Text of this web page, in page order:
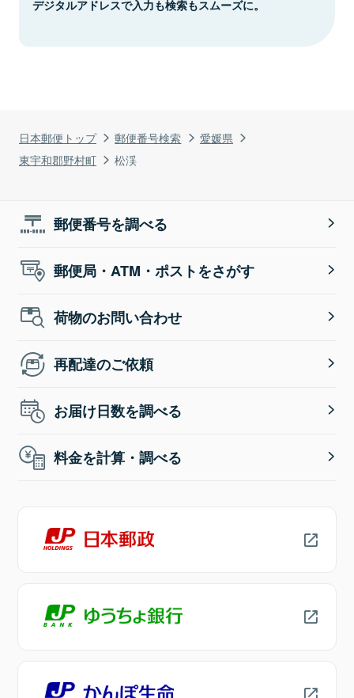
日本郵便トップ 郵便番号検索
愛媛県
東宇和郡野村町
松渓
デジタルアドレスで入力も検索もスムーズに。
郵便番号を調べる
郵便局・ATM・ポストをさがす
荷物のお問い合わせ
再配達のご依頼
お届け日数を調べる
料金を計算・調べる